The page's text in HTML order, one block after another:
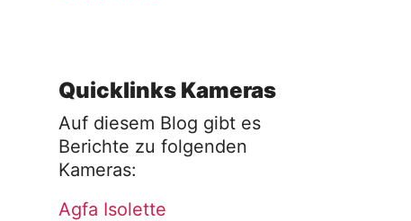
Quicklinks Kameras
Auf diesem Blog gibt es
Berichte zu folgenden
Kameras:
Agfa Isolette